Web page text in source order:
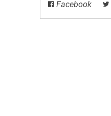
Facebook